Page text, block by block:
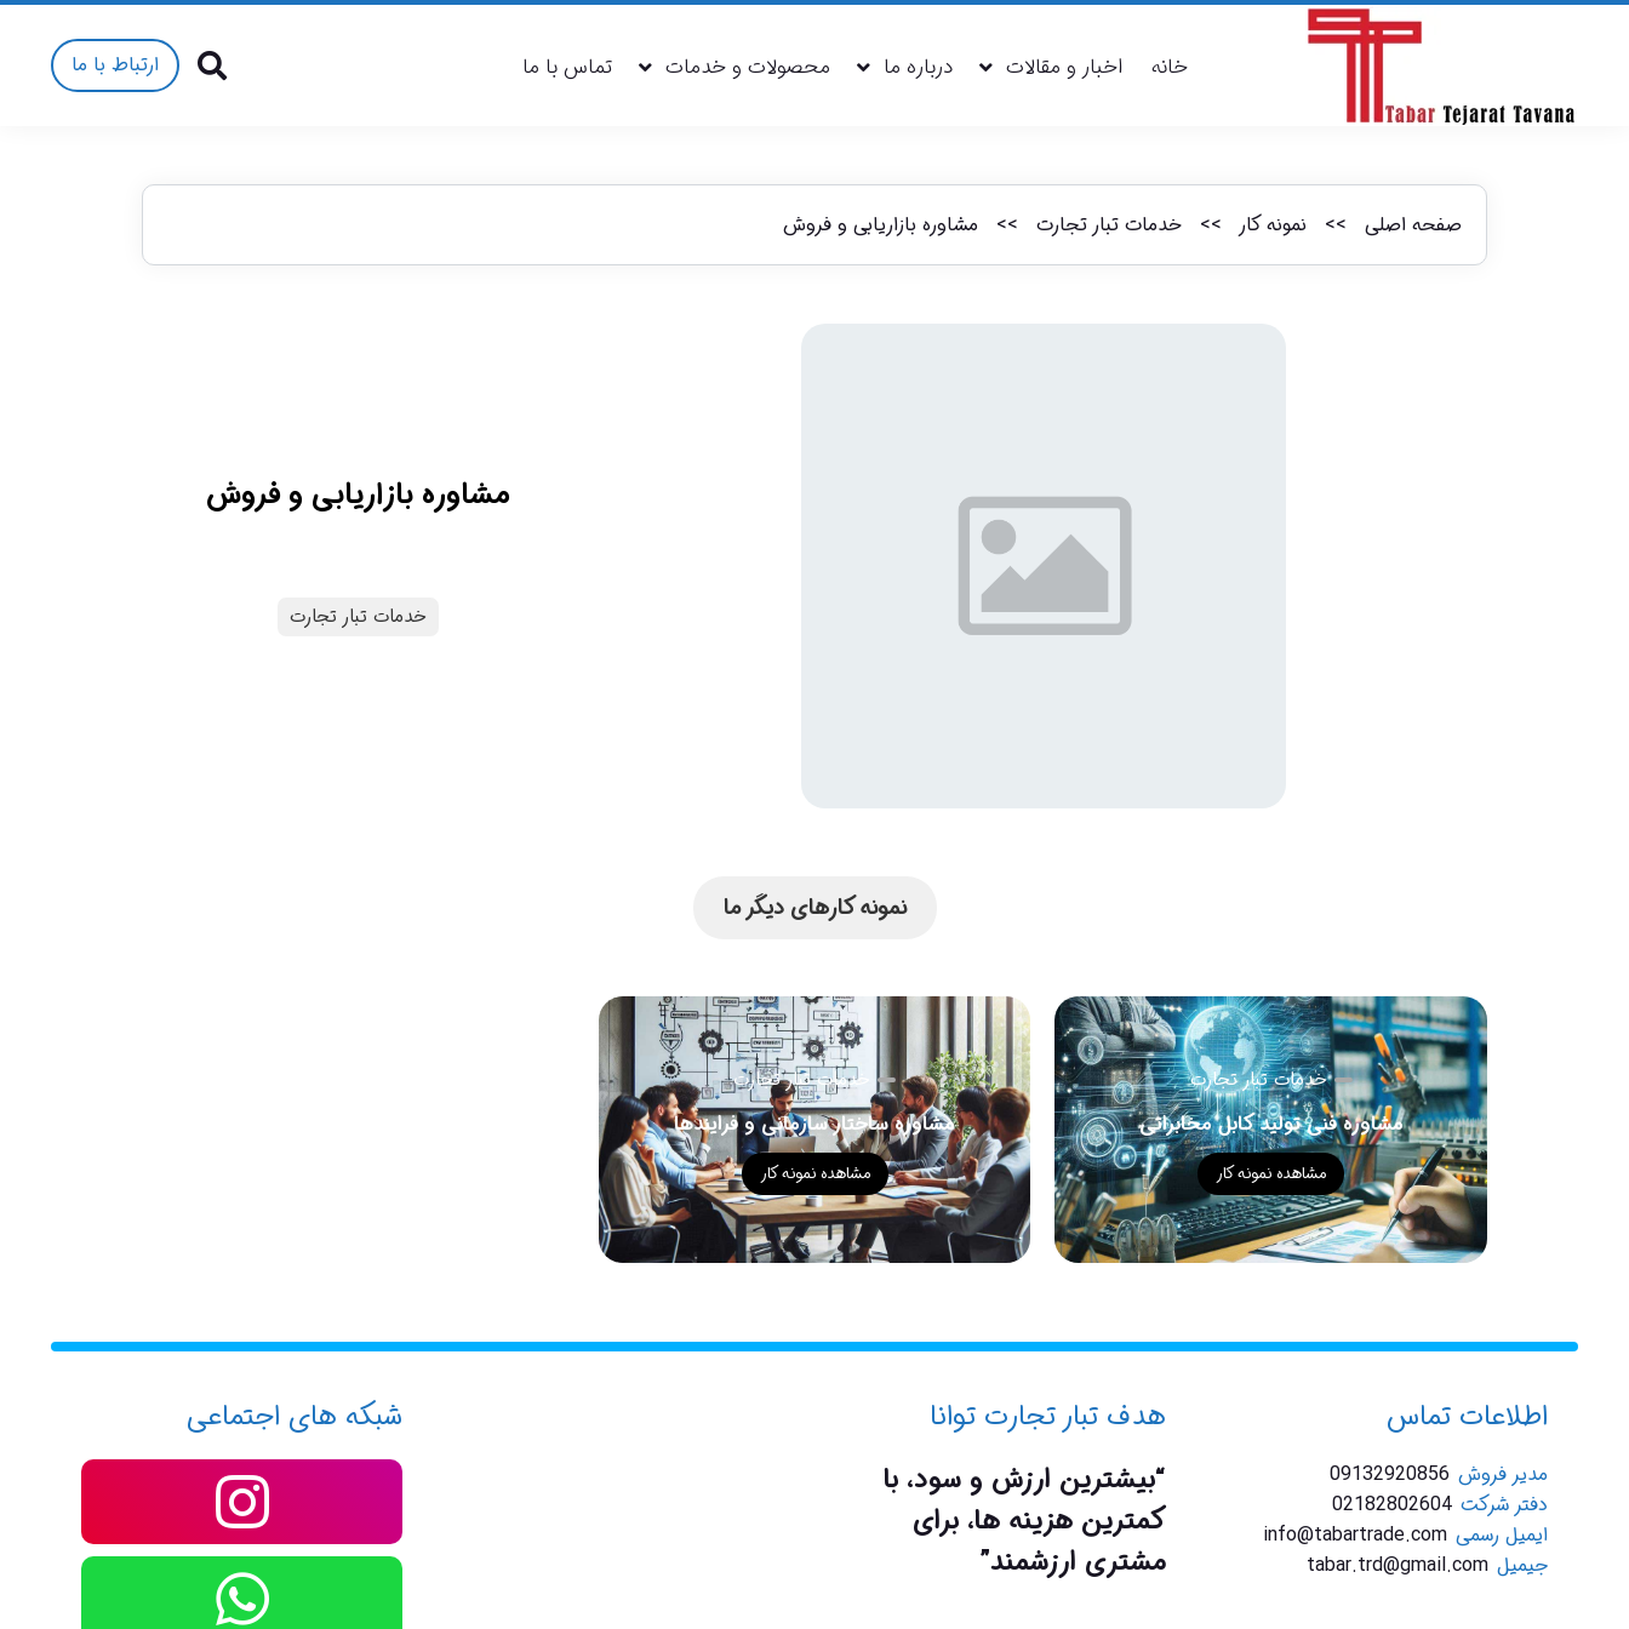
خانه اخبار و مقالات درباره ما محصولات و خدمات تماس با ما ارتباط با ما
صفحه اصلی >> نمونه کار >> خدمات تبار تجارت >> مشاوره بازاریابی و فروش
مشاوره بازاریابی و فروش
خدمات تبار تجارت
نمونه کارهای دیگر ما
خدمات تبار تجارت
مشاوره فنی تولید کابل مخابراتی
مشاهده نمونه کار
خدمات تبار تجارت
مشاوره ساختار سازمانی و فرایندها
مشاهده نمونه کار
اطلاعات تماس
مدیر فروش 09132920856
دفتر شرکت 02182802604
ایمیل رسمی info@tabartrade.com
جیمیل tabar.trd@gmail.com
هدف تبار تجارت توانا
“بیشترین ارزش و سود، با
کمترین هزینه ها، برای
مشتری ارزشمند”
شبکه های اجتماعی